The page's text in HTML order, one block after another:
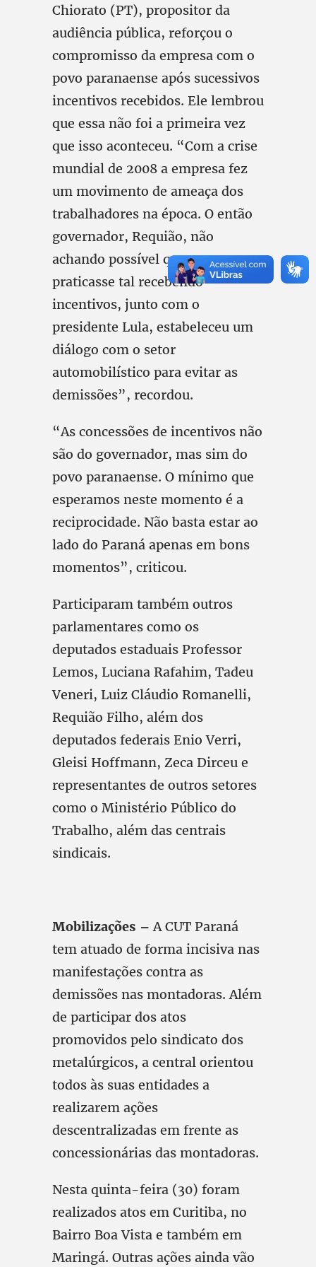
Chiorato (PT), propositor da
audiência pública, reforçou o
compromisso da empresa com o
povo paranaense após sucessivos
incentivos recebidos. Ele lembrou
que essa não foi a primeira vez
que isso aconteceu. “Com a crise
mundial de 2008 a empresa fez
um movimento de ameaça dos
trabalhadores na época. O então
governador, Requião, não
achando possível que se
praticasse tal recebendo
incentivos, junto com o
presidente Lula, estabeleceu um
diálogo com o setor
automobilístico para evitar as
demissões”, recordou.
“As concessões de incentivos não
são do governador, mas sim do
povo paranaense. O mínimo que
esperamos neste momento é a
reciprocidade. Não basta estar ao
lado do Paraná apenas em bons
momentos”, criticou.
Participaram também outros
parlamentares como os
deputados estaduais Professor
Lemos, Luciana Rafahim, Tadeu
Veneri, Luiz Cláudio Romanelli,
Requião Filho, além dos
deputados federais Enio Verri,
Gleisi Hoffmann, Zeca Dirceu e
representantes de outros setores
como o Ministério Público do
Trabalho, além das centrais
sindicais.
Mobilizações –A CUT Paraná
tem atuado de forma incisiva nas
manifestações contra as
demissões nas montadoras. Além
de participar dos atos
promovidos pelo sindicato dos
metalúrgicos, a central orientou
todos às suas entidades a
realizarem ações
descentralizadas em frente as
concessionárias das montadoras.
Nesta quinta-feira (30) foram
realizados atos em Curitiba, no
Bairro Boa Vista e também em
Maringá. Outras ações ainda vão